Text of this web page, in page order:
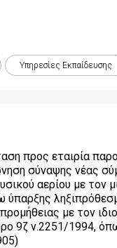
Υπηρεσίες Εκπαίδευσης
προς εταιρία
σύναψης νέας
αερίου με τον
ύπαρξης
με τον
9ζ ν.2251/1994,